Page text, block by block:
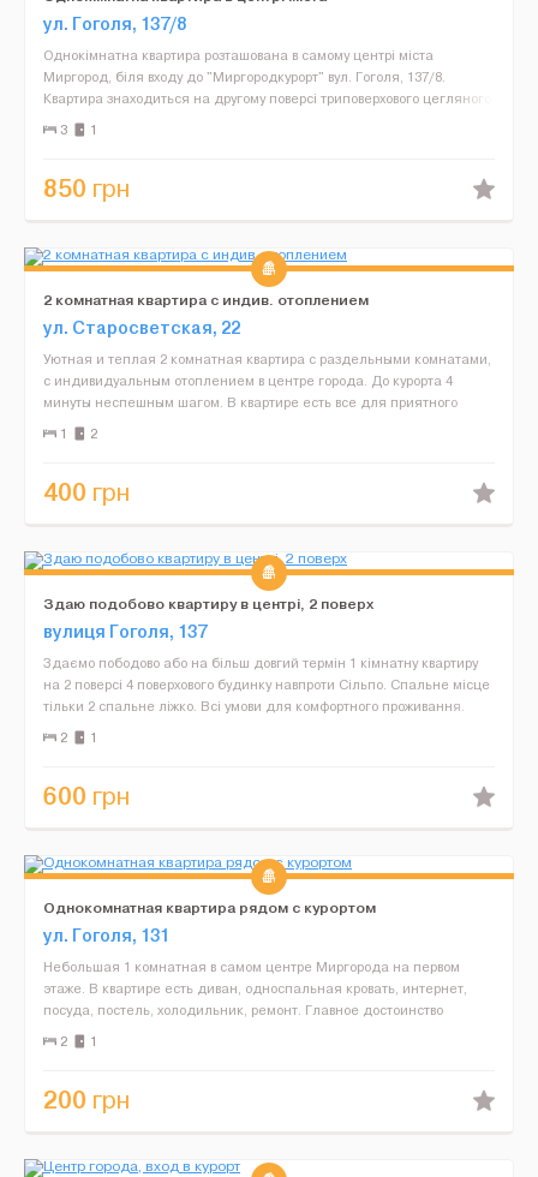
ул. Гоголя, 137/8
Однокімнатна квартира розташована в самому центрі міста
Миргород, біля входу до "Миргородкурорт" вул. Гоголя, 137/8.
Квартира знаходиться на другому поверсі триповерхового цегляного
будинку. В квартирі всі зручності (білизна, рушн...
3 1
850 грн
2 комнатная квартира с индив. отоплением
ул. Старосветская, 22
Уютная и теплая 2 комнатная квартира с раздельными комнатами,
с индивидуальным отоплением в центре города. До курорта 4
минуты неспешным шагом. В квартире есть все для приятного
отдыха (постель, посуда, интернет, вай-фай). Двухкон...
1 2
400 грн
Здаю подобово квартиру в центрі, 2 поверх
вулиця Гоголя, 137
Здаємо пободово або на більш довгий термін 1 кімнатну квартиру
на 2 поверсі 4 поверхового будинку навпроти Сільпо. Спальне місце
тільки 2 спальне ліжко. Всі умови для комфортного проживання.
Постіль та полотенця даємо. Виписуємо д...
2 1
600 грн
Однокомнатная квартира рядом с курортом
ул. Гоголя, 131
Небольшая 1 комнатная в самом центре Миргорода на первом
этаже. В квартире есть диван, односпальная кровать, интернет,
посуда, постель, холодильник, ремонт. Главное достоинство
квартиры - это близость к курорту, центру города, к р...
2 1
200 грн